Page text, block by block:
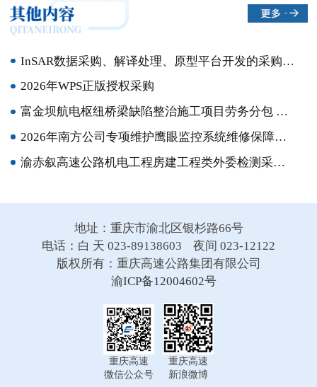
InSAR数据采购、解译处理、原型平台开发的采购竞争性比选结果公示
2026年WPS正版授权采购
富金坝航电枢纽桥梁缺陷整治施工项目劳务分包 竞争性比选结果公示
2026年南方公司专项维护鹰眼监控系统维修保障服务采购结果公示
渝赤叙高速公路机电工程房建工程类外委检测采购竞争性比选
地址：重庆市渝北区银杉路66号
电话：白 天 023-89138603 夜间 023-12122
版权所有：重庆高速公路集团有限公司
渝ICP备12004602号
重庆高速
微信公众号
重庆高速
新浪微博